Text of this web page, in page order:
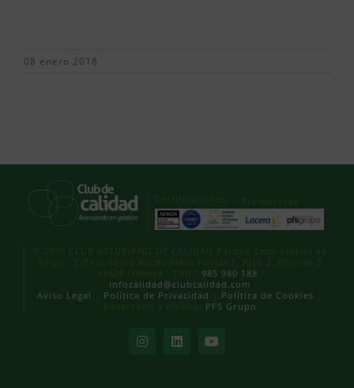
08 enero 2018
Certificaciones Promotores
© 2026 CLUB ASTURIANO DE CALIDAD Parque Empresarial de
Asipo · C/Secundino Roces Riera Portal 1, Piso 2, Oficina 3
33428 Llanera · Tlfn.: 985 980 188
infocalidad@clubcalidad.com
Aviso Legal
Política de Privacidad Política de Cookies
Desarrollo y diseño:
PFS Grupo
InstagramLinkedInYouTube